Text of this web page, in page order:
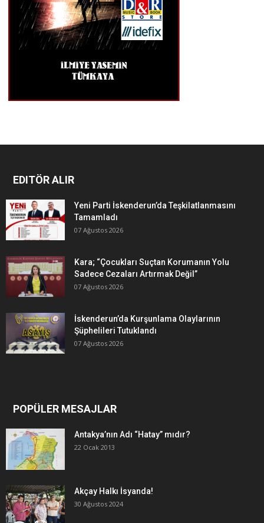
EDITÖR ALIR
Yeni Parti İskenderun’da Teşkilatlanmasını
Tamamladı
07 Ağustos 2026
Kara; “Çocukları Suçtan Korumanın Yolu
Sadece Cezaları Artırmak Değil”
07 Ağustos 2026
İskenderun’da Kurşunlama Olaylarının
Şüphelileri Tutuklandı
07 Ağustos 2026
POPÜLER MESAJLAR
Antakya’nın Adı “Hatay” mıdır?
22 Ocak 2013
Akçay Halkı İsyanda!
30 Ağustos 2024